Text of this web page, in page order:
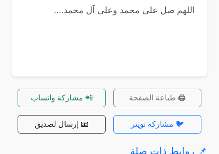
اللهم صل على محمد وعلى آل محمد....
🖨️ طباعة الصفحة 📲 مشاركة واتساب
🐦 مشاركة تويتر 📧 إرسال لصديق
📌 روابط ذات صلة